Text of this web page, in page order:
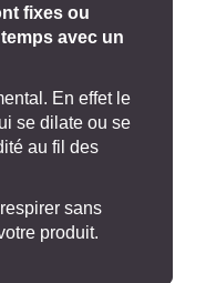
fixes ou
avec un
En effet le
se dilate ou se
au fil des
sans
produit.